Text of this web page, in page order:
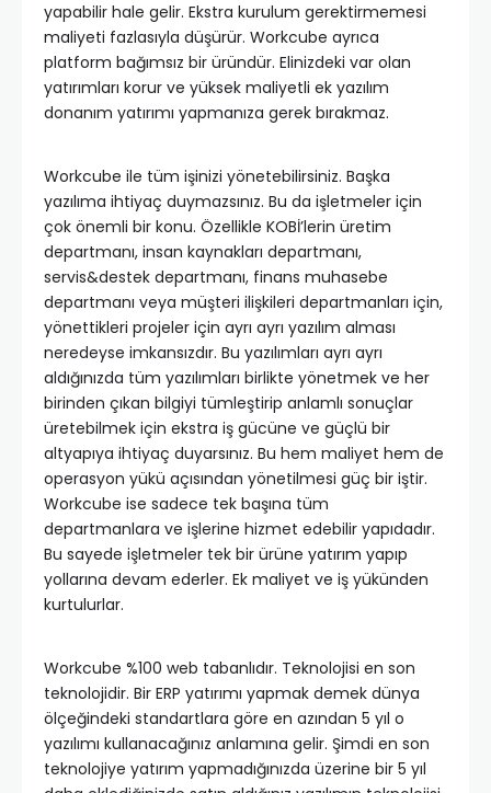
yapabilir hale gelir. Ekstra kurulum gerektirmemesi
maliyeti fazlasıyla düşürür. Workcube ayrıca
platform bağımsız bir üründür. Elinizdeki var olan
yatırımları korur ve yüksek maliyetli ek yazılım
donanım yatırımı yapmanıza gerek bırakmaz.
Workcube ile tüm işinizi yönetebilirsiniz. Başka
yazılıma ihtiyaç duymazsınız. Bu da işletmeler için
çok önemli bir konu. Özellikle KOBİ’lerin üretim
departmanı, insan kaynakları departmanı,
servis&destek departmanı, finans muhasebe
departmanı veya müşteri ilişkileri departmanları için,
yönettikleri projeler için ayrı ayrı yazılım alması
neredeyse imkansızdır. Bu yazılımları ayrı ayrı
aldığınızda tüm yazılımları birlikte yönetmek ve her
birinden çıkan bilgiyi tümleştirip anlamlı sonuçlar
üretebilmek için ekstra iş gücüne ve güçlü bir
altyapıya ihtiyaç duyarsınız. Bu hem maliyet hem de
operasyon yükü açısından yönetilmesi güç bir iştir.
Workcube ise sadece tek başına tüm
departmanlara ve işlerine hizmet edebilir yapıdadır.
Bu sayede işletmeler tek bir ürüne yatırım yapıp
yollarına devam ederler. Ek maliyet ve iş yükünden
kurtulurlar.
Workcube %100 web tabanlıdır. Teknolojisi en son
teknolojidir. Bir ERP yatırımı yapmak demek dünya
ölçeğindeki standartlara göre en azından 5 yıl o
yazılımı kullanacağınız anlamına gelir. Şimdi en son
teknolojiye yatırım yapmadığınızda üzerine bir 5 yıl